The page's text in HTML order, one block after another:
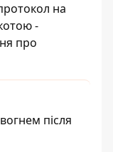
на
-
про
після